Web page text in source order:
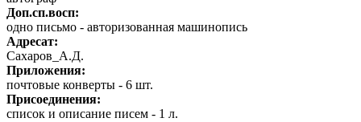
Доп.сп.восп:
одно письмо - авторизованная машинопись
Адресат:
Сахаров_А.Д.
Приложения:
почтовые конверты - 6 шт.
Присоединения:
список и описание писем - 1 л.